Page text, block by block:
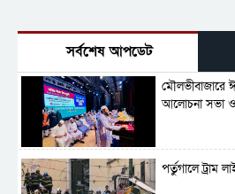
সর্বশেষ আপডেট
মৌলভীবাজারে
আলোচনা সভা ও
পর্তুগালে ট্রাম